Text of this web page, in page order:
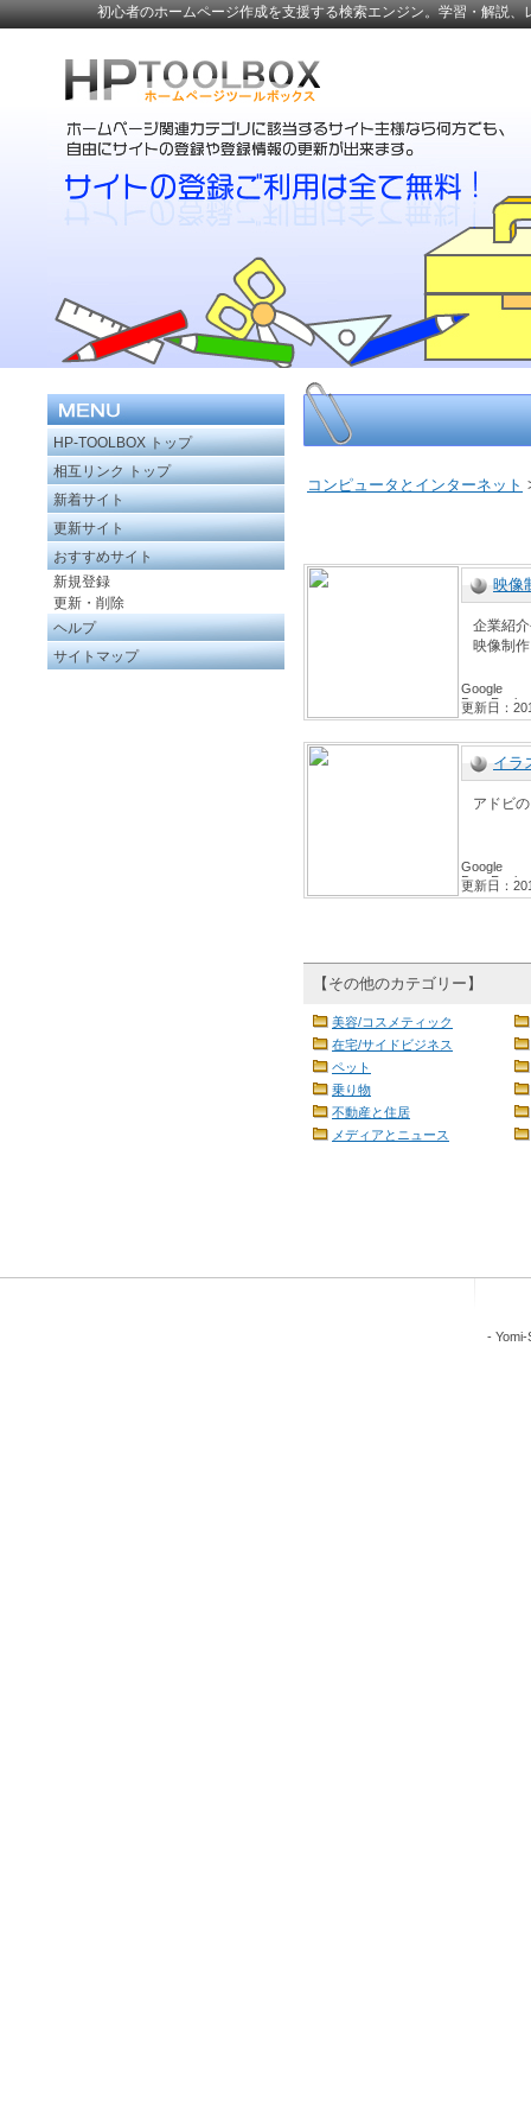
初心者のホームページ作成を支援する検索エンジン。学習・解説
HP-TOOLBOX トップ
相互リンク トップ
新着サイト
更新サイト
おすすめサイト
新規登録
更新・削除
ヘルプ
サイトマップ
コンピュータとインターネット
映像
企業紹
映像制
更新日：
イラ
アドビ
更新日：
【その他のカテゴリー】
美容/コスメティック
在宅/サイドビジネス
ペット
乗り物
不動産と住居
メディアとニュース
-